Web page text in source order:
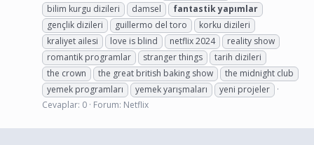
bilim kurgu dizileri
damsel fantastikyapımlar
gençlik dizileri
guillermo del toro
korku dizileri
kraliyet ailesi
love is blind netflix 2024
reality show
romantik programlar
stranger things
tarih dizileri
the crown
the great british baking show
the midnight club
yemek programları
yemek yarışmaları
yeni projeler
Cevaplar: 0 Forum: Netflix